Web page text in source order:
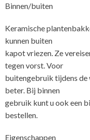
Binnen/buiten
Keramische
kunnen buiten
kapot vriezen. Ze
tegen vorst. Voor
buitengebruik tijdens
beter. Bij binnen
gebruik kunt u ook een
Eigenschappen